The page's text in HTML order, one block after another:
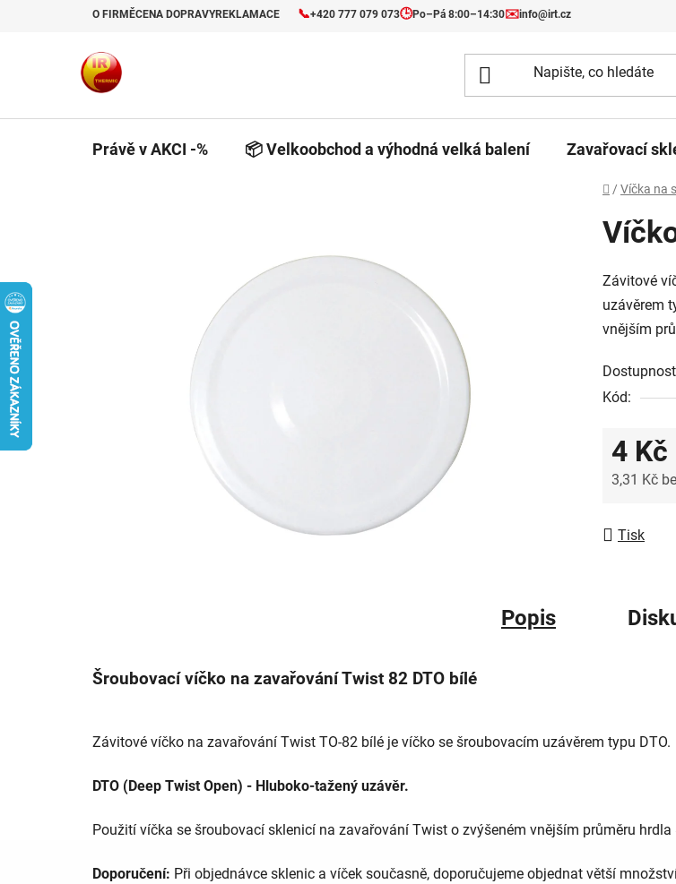
O FIRMĚCENA DOPRAVYREKLAMACE 📞+420 777 079 073🕒Po–Pá 8:00–14:30✉️info@irt.cz
Právě v AKCI -% 📦 Velkoobchod a výhodná velká balení Zavařovací
Domů
/ Víčka na
Závitové
uzávěrem
vnějším
Dostupnost
Kód:
4 Kč
3,31 Kč
Tisk
Popis
Šroubovací víčko na zavařování Twist 82 DTO bílé
Závitové víčko na zavařování Twist TO-82 bílé je víčko se šroubovacím uzávěrem typu DTO.
DTO (Deep Twist Open) - Hluboko-tažený uzávěr.
Použití víčka se šroubovací sklenicí na zavařování Twist o zvýšeném vnějším průměru hrdla
Doporučení: Při objednávce sklenic a víček současně, doporučujeme objednat větší